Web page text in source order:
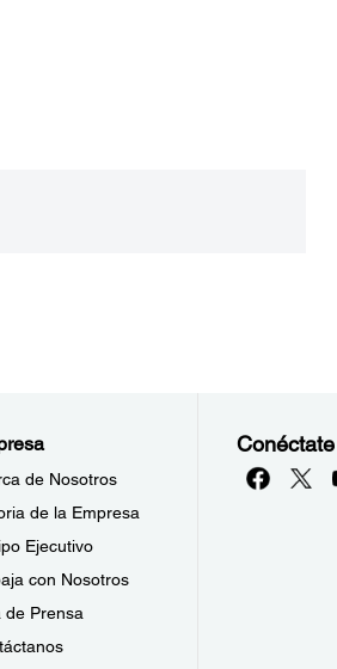
de Nosotros
de la Empresa
Ejecutivo
con Nosotros
de Prensa